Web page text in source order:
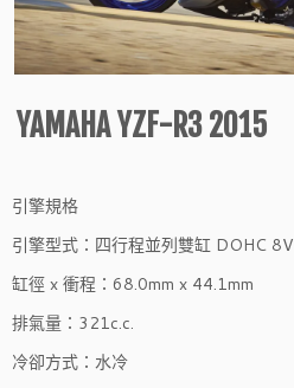
YAMAHA YZF-R3 2015
引擎規格
引擎型式：四行程並列雙缸 DOHC 8V
缸徑 x 衝程：68.0mm x 44.1mm
排氣量：321c.c.
冷卻方式：水冷